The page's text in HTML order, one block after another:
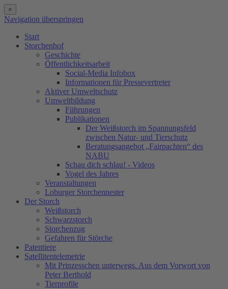
×
Navigation überspringen
Start
Storchenhof
Geschichte
Öffentlichkeitsarbeit
Social-Media Infobox
Informationen für Pressevertreter
Aktiver Umweltschutz
Umweltbildung
Führungen
Publikationen
Der Weißstorch im Spannungsfeld
zwischen Natur- und Tierschutz
Beratungsangebot „Fairpachten“ des
NABU
Schau dich schlau! - Videos
Vogel des Jahres
Veranstaltungen
Loburger Storchennester
Der Storch
Weißstorch
Schwarzstorch
Storchenzug
Gefahren für Störche
Patentiere
Satellitentelemetrie
Mit Prinzesschen unterwegs. Aus dem Vorwort von
Peter Berthold
Tierprofile